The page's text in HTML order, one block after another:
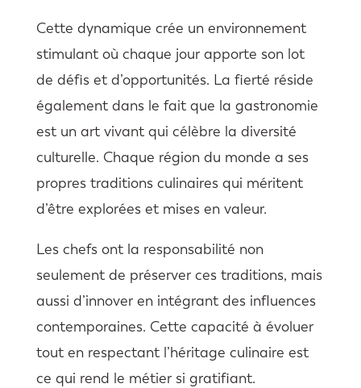
Cette dynamique crée un environnement
stimulant où chaque jour apporte son lot
de défis et d’opportunités. La fierté réside
également dans le fait que la gastronomie
est un art vivant qui célèbre la diversité
culturelle. Chaque région du monde a ses
propres traditions culinaires qui méritent
d’être explorées et mises en valeur.
Les chefs ont la responsabilité non
seulement de préserver ces traditions, mais
aussi d’innover en intégrant des influences
contemporaines. Cette capacité à évoluer
tout en respectant l’héritage culinaire est
ce qui rend le métier si gratifiant.